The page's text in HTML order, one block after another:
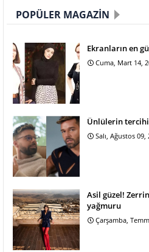
POPÜLER MAGAZIN
Ekranların en
Cuma, Mart 14,
Ünlülerin
Salı, Ağustos 09,
Asil güzel!
yağmuru
Çarşamba,